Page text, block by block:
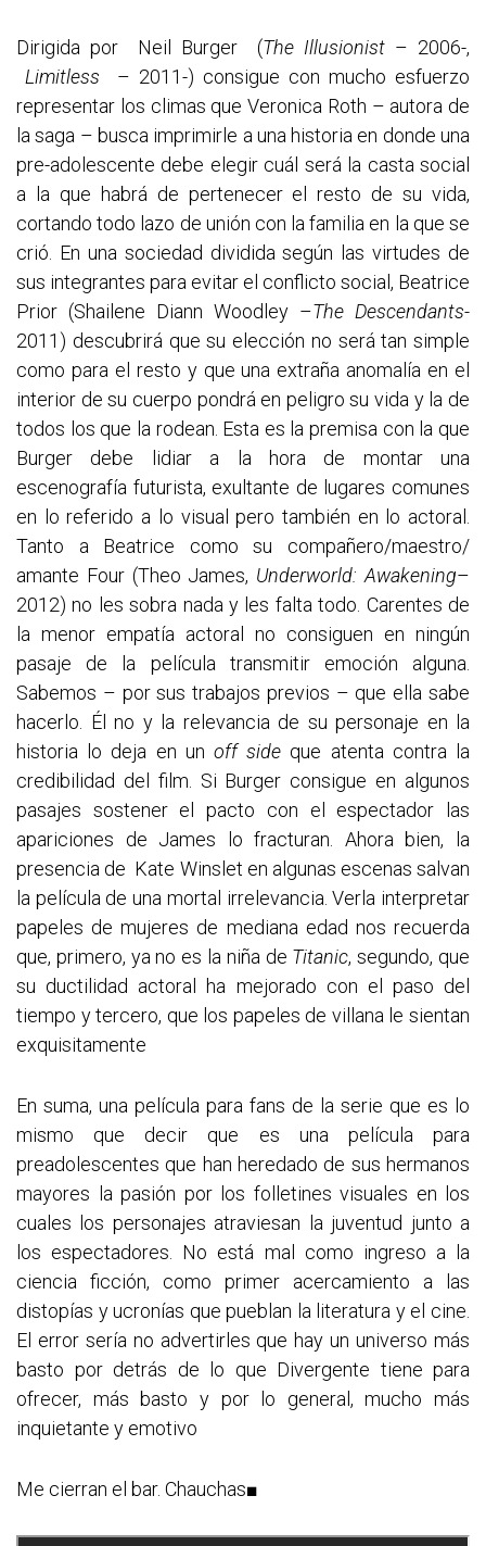
Dirigida por Neil Burger (The Illusionist – 2006-,
Limitless – 2011-) consigue con mucho esfuerzo
representar los climas que Veronica Roth – autora de
la saga – busca imprimirle a una historia en donde una
pre-adolescente debe elegir cuál será la casta social
a la que habrá de pertenecer el resto de su vida,
cortando todo lazo de unión con la familia en la que se
crió. En una sociedad dividida según las virtudes de
sus integrantes para evitar el conflicto social, Beatrice
Prior (Shailene Diann Woodley –The Descendants-
2011) descubrirá que su elección no será tan simple
como para el resto y que una extraña anomalía en el
interior de su cuerpo pondrá en peligro su vida y la de
todos los que la rodean. Esta es la premisa con la que
Burger debe lidiar a la hora de montar una
escenografía futurista, exultante de lugares comunes
en lo referido a lo visual pero también en lo actoral.
Tanto a Beatrice como su compañero/maestro/
amante Four (Theo James, Underworld: Awakening–
2012) no les sobra nada y les falta todo. Carentes de
la menor empatía actoral no consiguen en ningún
pasaje de la película transmitir emoción alguna.
Sabemos – por sus trabajos previos – que ella sabe
hacerlo. Él no y la relevancia de su personaje en la
historia lo deja en un off side que atenta contra la
credibilidad del film. Si Burger consigue en algunos
pasajes sostener el pacto con el espectador las
apariciones de James lo fracturan. Ahora bien, la
presencia de Kate Winslet en algunas escenas salvan
la película de una mortal irrelevancia. Verla interpretar
papeles de mujeres de mediana edad nos recuerda
que, primero, ya no es la niña de Titanic, segundo, que
su ductilidad actoral ha mejorado con el paso del
tiempo y tercero, que los papeles de villana le sientan
exquisitamente
En suma, una película para fans de la serie que es lo
mismo que decir que es una película para
preadolescentes que han heredado de sus hermanos
mayores la pasión por los folletines visuales en los
cuales los personajes atraviesan la juventud junto a
los espectadores. No está mal como ingreso a la
ciencia ficción, como primer acercamiento a las
distopías y ucronías que pueblan la literatura y el cine.
El error sería no advertirles que hay un universo más
basto por detrás de lo que Divergente tiene para
ofrecer, más basto y por lo general, mucho más
inquietante y emotivo
Me cierran el bar. Chauchas■